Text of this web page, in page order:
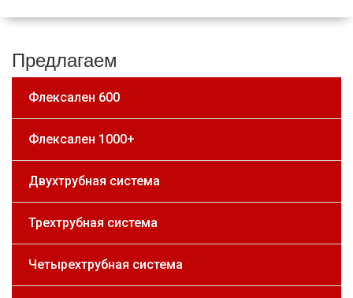
Предлагаем
Флексален 600
Флексален 1000+
Двухтрубная система
Трехтрубная система
Четырехтрубная система